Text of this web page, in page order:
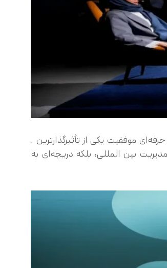
موفقیت یکی از تأثیرگذارترین .
بین المللی، بلکه دریچه‌ای به